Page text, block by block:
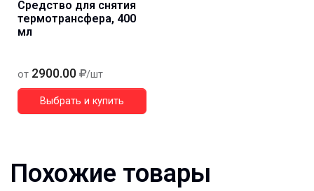
Средство для снятия
термотрансфера, 400
мл
от 2900.00 /шт
Выбрать и купить
Похожие товары